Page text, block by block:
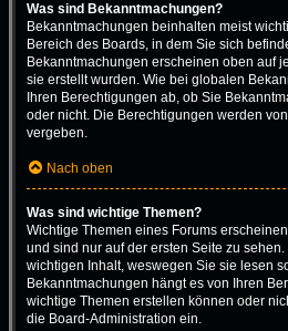
Was sind Bekanntmachungen?
Bekanntmachungen beinhalten meist
Bereich des Boards, in dem Sie sich
Bekanntmachungen erscheinen oben auf
sie erstellt wurden. Wie bei globalen
Ihren Berechtigungen ab, ob Sie
oder nicht. Die Berechtigungen werden
vergeben.
Nach oben
Was sind wichtige Themen?
Wichtige Themen eines Forums
und sind nur auf der ersten Seite zu
wichtigen Inhalt, weswegen Sie sie lesen
Bekanntmachungen hängt es von Ihren
wichtige Themen erstellen können oder
die Board-Administration ein.